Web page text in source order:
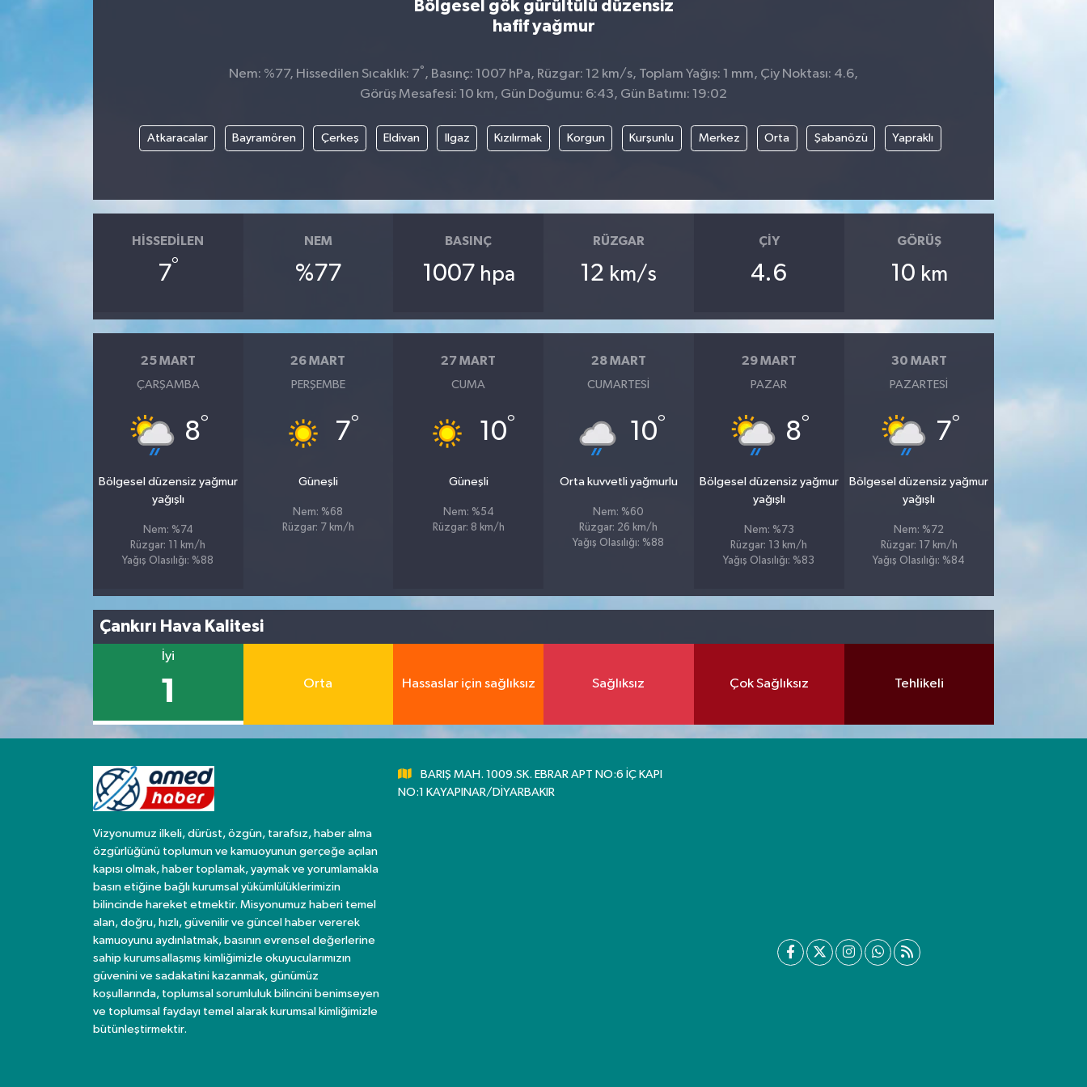
Bölgesel gök gürültülü düzensiz
hafif yağmur
Nem: %77, Hissedilen Sıcaklık: 7° , Basınç: 1007 hPa, Rüzgar: 12 km/s, Toplam Yağış: 1 mm, Çiy Noktası: 4.6,
Görüş Mesafesi: 10 km, Gün Doğumu: 6:43, Gün Batımı: 19:02
Atkaracalar Bayramören Çerkeş Eldivan Ilgaz Kızılırmak Korgun Kurşunlu Merkez Orta Şabanözü Yapraklı
HISSEDILEN
7°
NEM
%77
BASINÇ
1007 hpa
RÜZGAR
12 km/s
ÇIY
4.6
GÖRÜŞ
10 km
25 MART
ÇARŞAMBA
8°
Bölgesel düzensiz yağmur
yağışlı
Nem: %74
Rüzgar: 11 km/h
Yağış Olasılığı: %88
26 MART
PERŞEMBE
7°
Güneşli
Nem: %68
Rüzgar: 7 km/h
27 MART
CUMA
10°
Güneşli
Nem: %54
Rüzgar: 8 km/h
28 MART
CUMARTESI
10°
Orta kuvvetli yağmurlu
Nem: %60
Rüzgar: 26 km/h
Yağış Olasılığı: %88
29 MART
PAZAR
8°
Bölgesel düzensiz yağmur
yağışlı
Nem: %73
Rüzgar: 13 km/h
Yağış Olasılığı: %83
30 MART
PAZARTESI
7°
Bölgesel düzensiz yağmur
yağışlı
Nem: %72
Rüzgar: 17 km/h
Yağış Olasılığı: %84
Çankırı Hava Kalitesi
İyi
1 Orta Hassaslar için sağlıksız Sağlıksız Çok Sağlıksız Tehlikeli
Vizyonumuz ilkeli, dürüst, özgün, tarafsız, haber alma
özgürlüğünü toplumun ve kamuoyunun gerçeğe açılan
kapısı olmak, haber toplamak, yaymak ve yorumlamakla
basın etiğine bağlı kurumsal yükümlülüklerimizin
bilincinde hareket etmektir. Misyonumuz haberi temel
alan, doğru, hızlı, güvenilir ve güncel haber vererek
kamuoyunu aydınlatmak, basının evrensel değerlerine
sahip kurumsallaşmış kimliğimizle okuyucularımızın
güvenini ve sadakatini kazanmak, günümüz
koşullarında, toplumsal sorumluluk bilincini benimseyen
ve toplumsal faydayı temel alarak kurumsal kimliğimizle
bütünleştirmektir.
BARIŞ MAH. 1009.SK. EBRAR APT NO:6 İÇ KAPI
NO:1 KAYAPINAR/DİYARBAKIR
Gündem
Sağlık & Yaşam